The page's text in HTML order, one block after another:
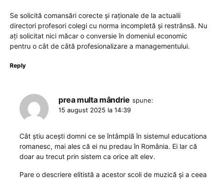
Se solicită comansări corecte și raționale de la actualii
directori profesori colegi cu norma incompletă și restrânsă. Nu
ați solicitat nici măcar o conversie în domeniul economic
pentru o cât de câtă profesionalizare a managementului.
Reply
prea multa mândrie spune:
15 august 2025 la 14:39
Cât știu acești domni ce se întâmplă în sistemul educationa
romanesc, mai ales că ei nu predau în România. Ei lar că
doar au trecut prin sistem ca orice alt elev.
Pare o descriere elitistă a acestor scoli de muzică și a ceea